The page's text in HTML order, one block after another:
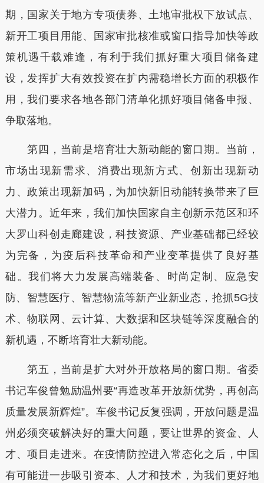
期，国家关于地方专项债券、土地审批权下放试点、
新开工项目用能、国家审批核准或窗口指导加快等政
策机遇千载难逢，有利于我们抓好重大项目储备建
设，发挥扩大有效投资在扩内需稳增长方面的积极作
用，我们要求各地各部门清单化抓好项目储备申报、
争取落地。
第四，当前是培育壮大新动能的窗口期。当前，
市场出现新需求、消费出现新方式、创新出现新动
力、政策出现新加码，为加快新旧动能转换带来了巨
大潜力。近年来，我们加快国家自主创新示范区和环
大罗山科创走廊建设，科技资源、产业基础都已经较
为完备，为疫后科技革命和产业变革提供了良好基
础。我们将大力发展高端装备、时尚定制、应急安
防、智慧医疗、智慧物流等新产业新业态，抢抓5G技
术、物联网、云计算、大数据和区块链等深度融合的
新机遇，不断培育壮大新动能。
第五，当前是扩大对外开放格局的窗口期。省委
书记车俊曾勉励温州要“再造改革开放新优势，再创高
质量发展新辉煌”。车俊书记反复强调，开放问题是温
州必须突破解决好的重大问题，要让世界的资金、人
才、项目走进来。在疫情防控进入常态化之后，中国
有可能进一步吸引资本、人才和技术，为我们更好地